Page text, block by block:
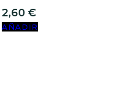
2,60 €
AÑADIR